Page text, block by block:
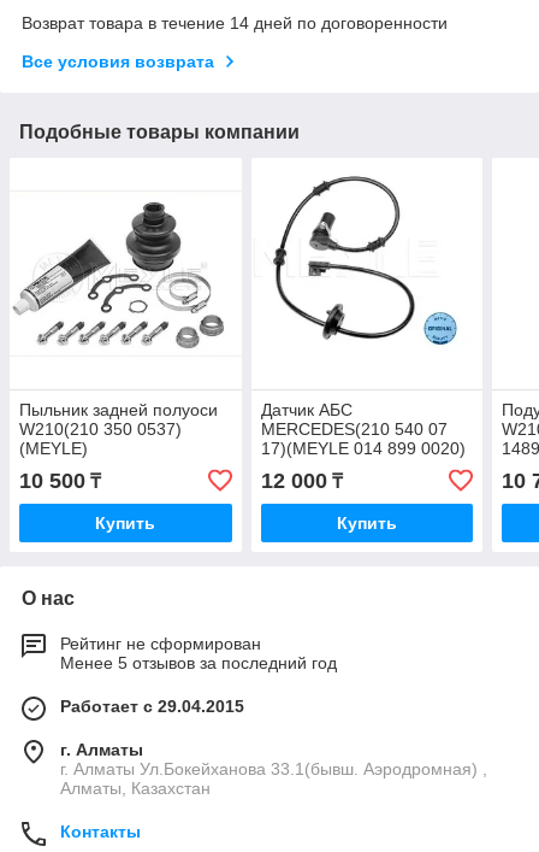
Возврат товара в течение 14 дней по договоренности
Все условия возврата
Подобные товары компании
Пыльник задней полуоси
W210(210 350 0537)
(MEYLE)
10 500 ₸
Купить
Датчик АБС
MERCEDES(210 540 07
17)(MEYLE 014 899 0020)
12 000₸
Купить
10
О нас
Рейтинг не сформирован
Менее 5 отзывов за последний год
Работает с 29.04.2015
г. Алматы
г. Алматы Ул.Бокейханова 33.1(бывш. Аэродромная) ,
Алматы, Казахстан
Контакты